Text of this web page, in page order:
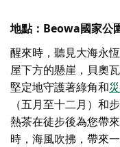
地點：Beowa國家公
醒來時，聽見大海永
屋下方的懸崖， 貝奧
堅定地守護著綠角和
（五月至十二月）和
熱茶在徒步後為您帶
時，海風吹拂，帶來